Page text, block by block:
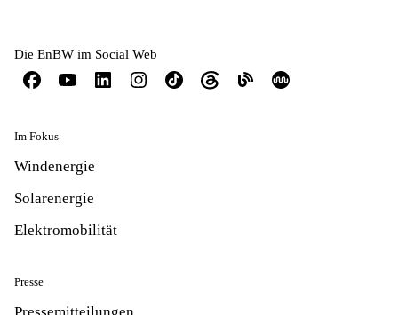
Die EnBW im Social Web
Im Fokus
Windenergie
Solarenergie
Elektromobilität
Presse